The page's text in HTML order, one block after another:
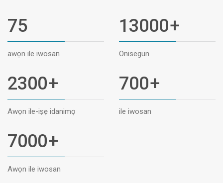
75
awọn ile iwosan
13000+
Onisegun
2300+
Awọn ile-iṣẹ idanimọ
700+
ile iwosan
7000+
Awọn ile iwosan